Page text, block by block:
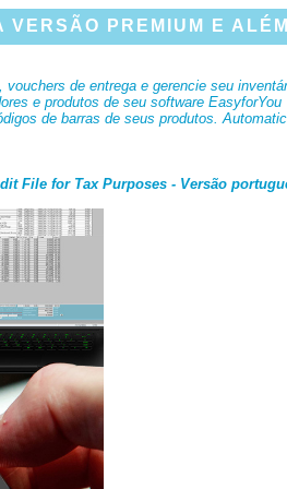
VERSÃO PREMIUM E
de entrega e gerencie seu
e produtos de seu software EasyforYou
de barras de seus produtos.
File for Tax Purposes - Versão